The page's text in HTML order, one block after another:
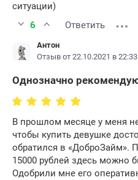
ситуации)
6
Ответить
Антон
Отзыв от 22.10.2021 в 22:33
Однозначно
В прошлом месяце у меня
чтобы купить девушке
обратился в «ДоброЗайм».
15000 рублей здесь можно
Одобрили мне его